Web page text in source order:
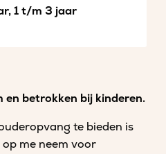
1 t/m 3 jaar
en betrokken bij kinderen.
te bieden is
me neem voor